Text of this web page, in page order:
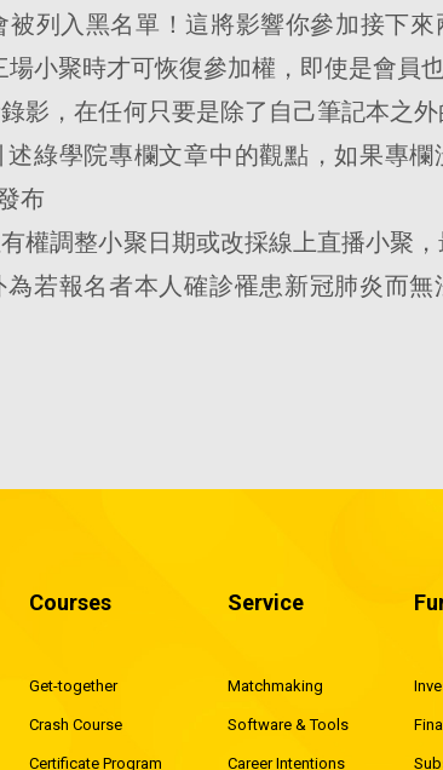
列入黑名單！這將影響你參加接下
小聚時才可恢復參加權，即使是會員
影，在任何只要是除了自己筆記本之
綠學院專欄文章中的觀點，如果專欄
布
權調整小聚日期或改採線上直播小聚
若報名者本人確診罹患新冠肺炎而
Courses
Get-together
Crash Course
Certificate Program
Service
Matchmaking
Software & Tools
Career Intentions